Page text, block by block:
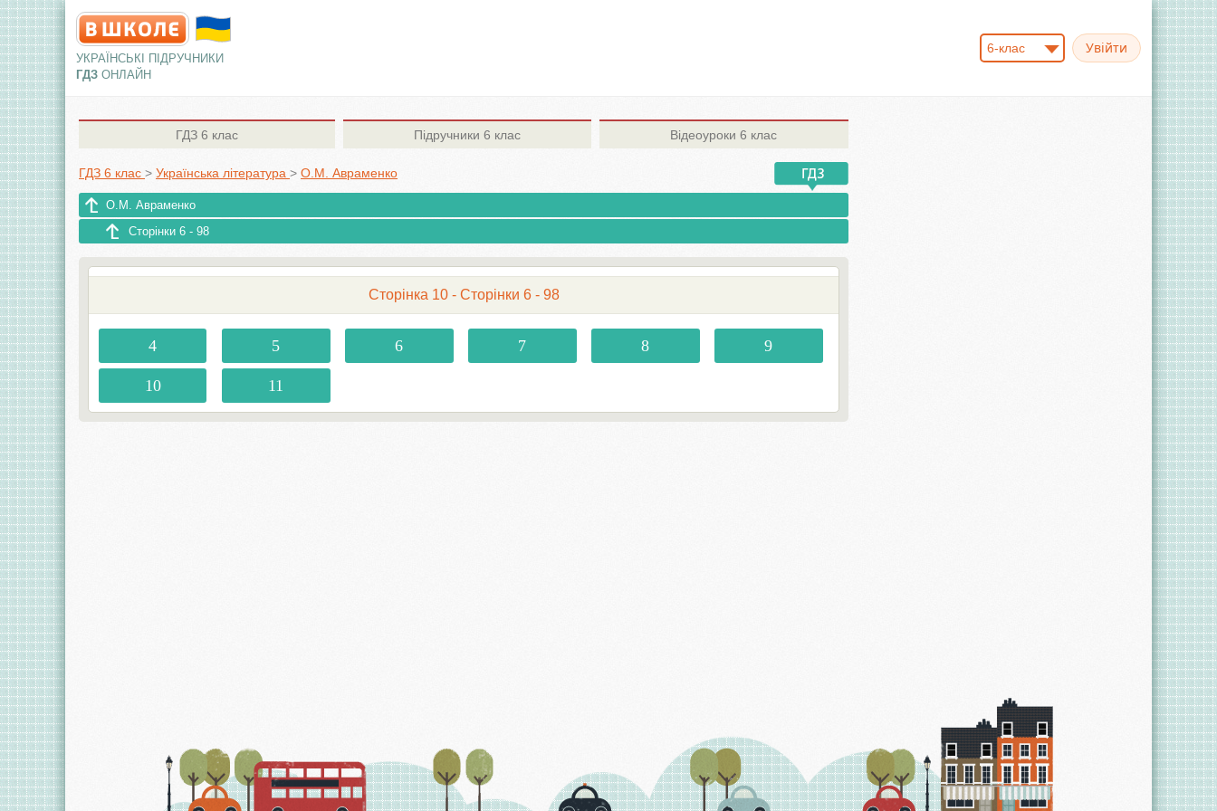
УКРАЇНСЬКІ ПІДРУЧНИКИ
ГДЗ ОНЛАЙН
6-клас
ГДЗ 6 клас Підручники 6 клас Відеоуроки 6 клас
ГДЗ 6 клас > Українська література > О.М. Авраменко
О.М. Авраменко
Сторінки 6 - 98
Сторінка 10 - Сторінки 6 - 98
4 5 6 7 8 9
10 11